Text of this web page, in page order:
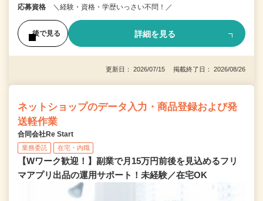
応募資格 ＼経験・資格・学歴いっさい不問！／
後で見る 詳細を見る
更新日： 2026/07/15 掲載終了日： 2026/08/26
ネットショップのデータ入力・商品登録および発
送軽作業
合同会社Re Start
業務委託 在宅・内職
【Wワーク歓迎！】副業で月15万円前後を見込めるフリ
マアプリ出品の運用サポート！未経験／在宅OK